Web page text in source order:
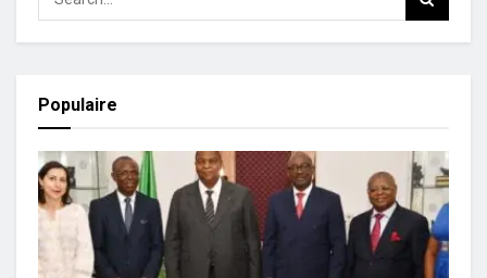
Populaire